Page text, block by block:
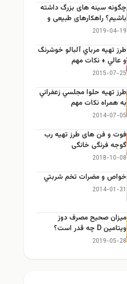
چگونه سینه های بزرگ داشته
باشیم؟ راهکارهای طبیعی و
خانگی برای بزرگ کردن سینه
2019-04-19
طرز تهيه مرباي آلبالو خوشرنگ
و عالي + نكات مهم
2015-07-25
طرز تهيه حلوا مجلسي زعفراني
به همراه نكات مهم
2014-07-05
فوت و فن های طرز تهیه رب
گوجه فرنگی خانگی
2018-10-08
خواص و مضرات تخم شربتي
2014-01-31
میزان صحیح مصرف دوز
ویتامین D چه قدر است؟
2019-05-28